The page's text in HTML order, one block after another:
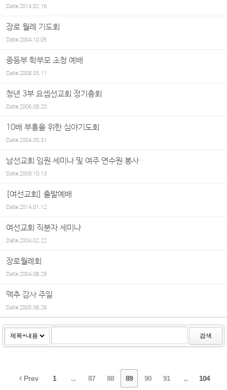
Date2014.02.16
장로 월례 기도회
Date2004.10.05
중등부 학부모 초청 예배
Date2008.05.11
청년 3부 요셉선교회 정기총회
Date2006.08.20
10배 부흥을 위한 심야기도회
Date2004.05.31
남선교회 임원 세미나 및 여주 연수원 봉사
Date2009.10.13
[여선교회] 출발예배
Date2014.01.12
여선교회 직분자 세미나
Date2004.02.22
장로월례회
Date2004.08.29
맥추 감사 주일
Date2005.06.26
검색
Prev 1 ... 87 88 89 90 91 ... 104